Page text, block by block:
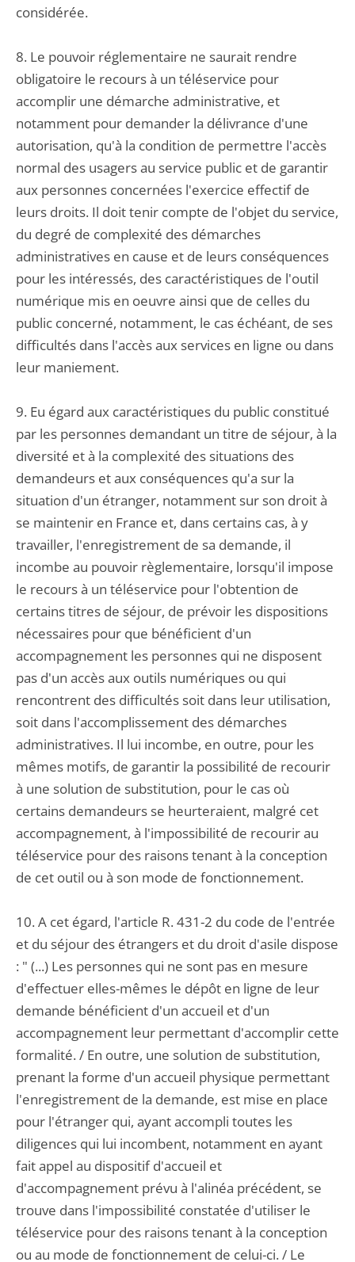
considérée.
8. Le pouvoir réglementaire ne saurait rendre
obligatoire le recours à un téléservice pour
accomplir une démarche administrative, et
notamment pour demander la délivrance d'une
autorisation, qu'à la condition de permettre l'accès
normal des usagers au service public et de garantir
aux personnes concernées l'exercice effectif de
leurs droits. Il doit tenir compte de l'objet du service,
du degré de complexité des démarches
administratives en cause et de leurs conséquences
pour les intéressés, des caractéristiques de l'outil
numérique mis en oeuvre ainsi que de celles du
public concerné, notamment, le cas échéant, de ses
difficultés dans l'accès aux services en ligne ou dans
leur maniement.
9. Eu égard aux caractéristiques du public constitué
par les personnes demandant un titre de séjour, à la
diversité et à la complexité des situations des
demandeurs et aux conséquences qu'a sur la
situation d'un étranger, notamment sur son droit à
se maintenir en France et, dans certains cas, à y
travailler, l'enregistrement de sa demande, il
incombe au pouvoir règlementaire, lorsqu'il impose
le recours à un téléservice pour l'obtention de
certains titres de séjour, de prévoir les dispositions
nécessaires pour que bénéficient d'un
accompagnement les personnes qui ne disposent
pas d'un accès aux outils numériques ou qui
rencontrent des difficultés soit dans leur utilisation,
soit dans l'accomplissement des démarches
administratives. Il lui incombe, en outre, pour les
mêmes motifs, de garantir la possibilité de recourir
à une solution de substitution, pour le cas où
certains demandeurs se heurteraient, malgré cet
accompagnement, à l'impossibilité de recourir au
téléservice pour des raisons tenant à la conception
de cet outil ou à son mode de fonctionnement.
10. A cet égard, l'article R. 431-2 du code de l'entrée
et du séjour des étrangers et du droit d'asile dispose
: " (...) Les personnes qui ne sont pas en mesure
d'effectuer elles-mêmes le dépôt en ligne de leur
demande bénéficient d'un accueil et d'un
accompagnement leur permettant d'accomplir cette
formalité. / En outre, une solution de substitution,
prenant la forme d'un accueil physique permettant
l'enregistrement de la demande, est mise en place
pour l'étranger qui, ayant accompli toutes les
diligences qui lui incombent, notamment en ayant
fait appel au dispositif d'accueil et
d'accompagnement prévu à l'alinéa précédent, se
trouve dans l'impossibilité constatée d'utiliser le
téléservice pour des raisons tenant à la conception
ou au mode de fonctionnement de celui-ci. / Le